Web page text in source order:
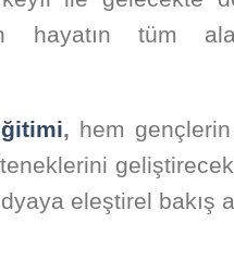
hayatın tüm
, hem
eleştirel bakış